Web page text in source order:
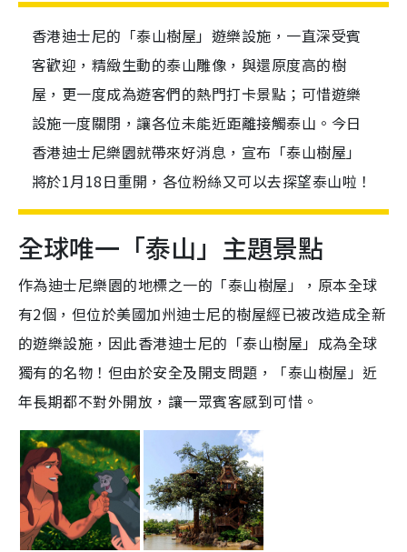
香港迪士尼的「泰山樹屋」遊樂設施，一直深受賓
客歡迎，精緻生動的泰山雕像，與還原度高的樹
屋，更一度成為遊客們的熱門打卡景點；可惜遊樂
設施一度關閉，讓各位未能近距離接觸泰山。今日
香港迪士尼樂園就帶來好消息，宣布「泰山樹屋」
將於1月18日重開，各位粉絲又可以去探望泰山啦！
全球唯一「泰山」主題景點
作為迪士尼樂園的地標之一的「泰山樹屋」，原本全球
有2個，但位於美國加州迪士尼的樹屋經已被改造成全新
的遊樂設施，因此香港迪士尼的「泰山樹屋」成為全球
獨有的名物！但由於安全及開支問題，「泰山樹屋」近
年長期都不對外開放，讓一眾賓客感到可惜。